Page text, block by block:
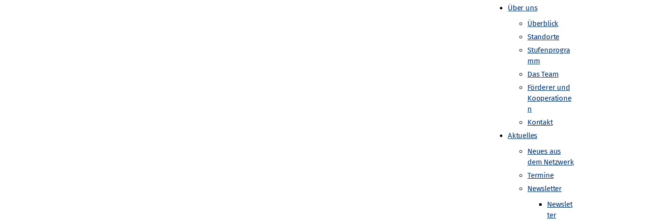
Über uns
Überblick
Standorte
Stufenprogra
mm
Das Team
Förderer und
Kooperatione
n
Kontakt
Aktuelles
Neues aus
dem Netzwerk
Termine
Newsletter
Newslet
ter